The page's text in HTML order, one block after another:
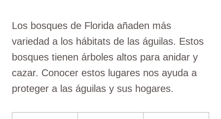
Los bosques de Florida añaden más
variedad a los hábitats de las águilas. Estos
bosques tienen árboles altos para anidar y
cazar. Conocer estos lugares nos ayuda a
proteger a las águilas y sus hogares.